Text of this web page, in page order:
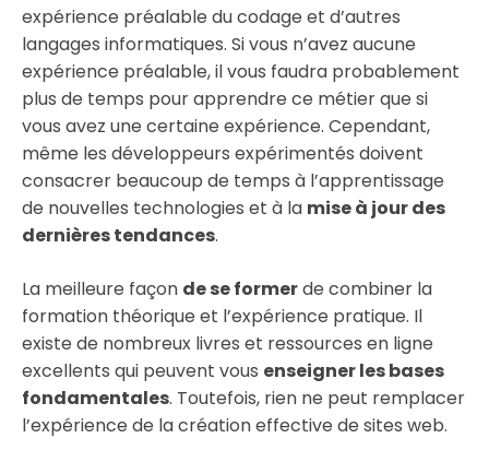
expérience préalable du codage et d’autres
langages informatiques. Si vous n’avez aucune
expérience préalable, il vous faudra probablement
plus de temps pour apprendre ce métier que si
vous avez une certaine expérience. Cependant,
même les développeurs expérimentés doivent
consacrer beaucoup de temps à l’apprentissage
de nouvelles technologies et à la mise à jour des
dernières tendances.
La meilleure façon de se formerde combiner la
formation théorique et l’expérience pratique. Il
existe de nombreux livres et ressources en ligne
excellents qui peuvent vous enseigner les bases
fondamentales. Toutefois, rien ne peut remplacer
l’expérience de la création effective de sites web.